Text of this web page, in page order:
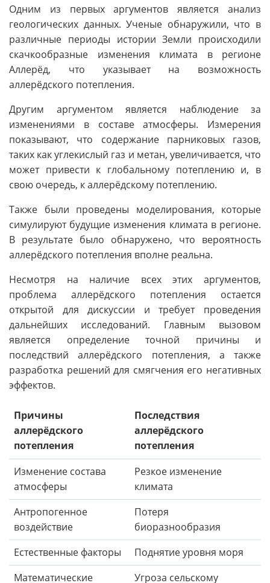
Одним из первых аргументов является анализ
геологических данных. Ученые обнаружили, что в
различные периоды истории Земли происходили
скачкообразные изменения климата в регионе
Аллерёд, что указывает на возможность
аллерёдского потепления.
Другим аргументом является наблюдение за
изменениями в составе атмосферы. Измерения
показывают, что содержание парниковых газов,
таких как углекислый газ и метан, увеличивается, что
может привести к глобальному потеплению и, в
свою очередь, к аллерёдскому потеплению.
Также были проведены моделирования, которые
симулируют будущие изменения климата в регионе.
В результате было обнаружено, что вероятность
аллерёдского потепления вполне реальна.
Несмотря на наличие всех этих аргументов,
проблема аллерёдского потепления остается
открытой для дискуссии и требует проведения
дальнейших исследований. Главным вызовом
является определение точной причины и
последствий аллерёдского потепления, а также
разработка решений для смягчения его негативных
эффектов.
Причины
аллерёдского
потепления
Последствия
аллерёдского
потепления
Изменение состава
атмосферы
Резкое изменение
климата
Антропогенное
воздействие
Потеря
биоразнообразия
Естественные факторы
Поднятие уровня моря
Математические
Угроза сельскому